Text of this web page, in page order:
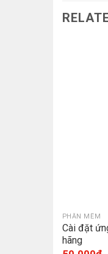
PHẦN MỀM
Cài đặt
hãng